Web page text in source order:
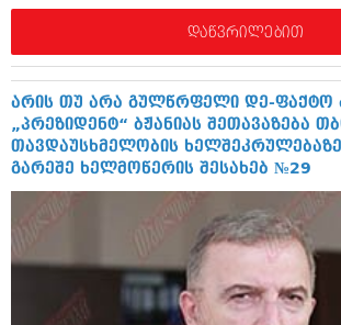
იანვარი 2015 (247)
დეკემბერი 2014 (342)
ნოემბერი 2014 (290)
სექტემბერი 2014 (394)
აგვისტო 2014 (248)
ივლისი 2014 (313)
ივნისი 2014 (366)
აპრილი 2014 (290)
მარტი 2014 (413)
თებერვალი 2014 (318)
იანვარი 2014 (297)
დეკემბერი 2013 (365)
ნოემბერი 2013 (279)
დაწვრილებით
არის თუ არა გულწრფელი დე-ფაქტო
„პრეზიდენტ“ ბჟანიას შეთავაზება
თავდაუსხმელობის
გარეშე ხელმოწერის შესახებ №29